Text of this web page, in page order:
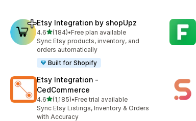
Etsy Integration by shopUpz
4.6เต็ม 5 ดาว
(184)
ทั้งหมด 184 รีวิว
•Free plan available
Sync Etsy products, inventory, and
orders automatically
Built for Shopify
Etsy Integration ‑
CedCommerce
4.6เต็ม 5 ดาว
(1,185)
ทั้งหมด 1185 รีวิว
•Free trial available
Sync Etsy Listings, Inventory & Orders
with Accuracy